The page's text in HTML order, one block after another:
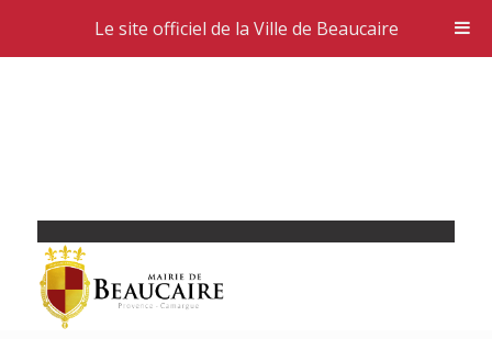
Le site officiel de la Ville de Beaucaire